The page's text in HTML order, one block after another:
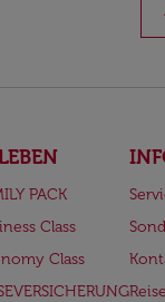
PACK
Class
Class